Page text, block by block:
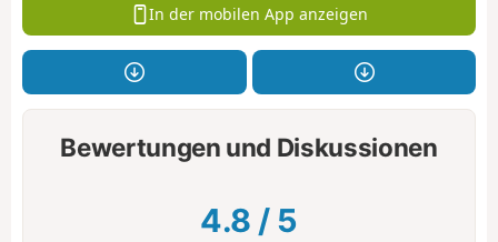
In der mobilen App anzeigen
Bewertungen und Diskussionen
4.8 / 5